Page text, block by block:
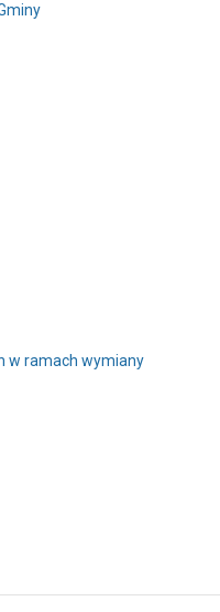
w ramach wymiany